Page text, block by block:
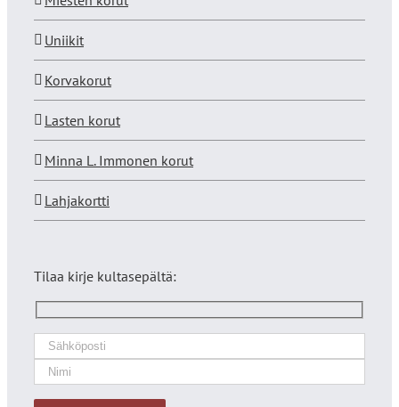
Uniikit
Korvakorut
Lasten korut
Minna L. Immonen korut
Lahjakortti
Tilaa kirje kultasepältä: